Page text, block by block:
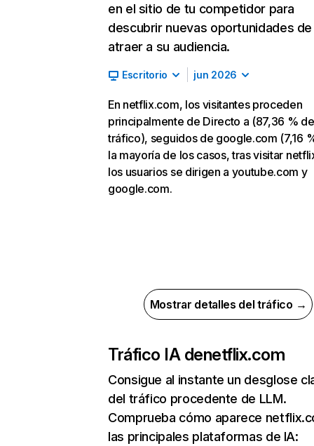
en el sitio de tu competidor para
descubrir nuevas oportunidades de
atraer a su audiencia.
Escritorio jun 2026
En netflix.com, los visitantes proceden
principalmente de Directo a (87,36 % de
tráfico), seguidos de google.com (7,16
la mayoría de los casos, tras visitar
los usuarios se dirigen a youtube.com y
google.com.
Mostrar detalles del tráfico →
Tráfico IA denetflix.com
Consigue al instante un desglose
del tráfico procedente de LLM.
Comprueba cómo aparece
las principales plataformas de IA: